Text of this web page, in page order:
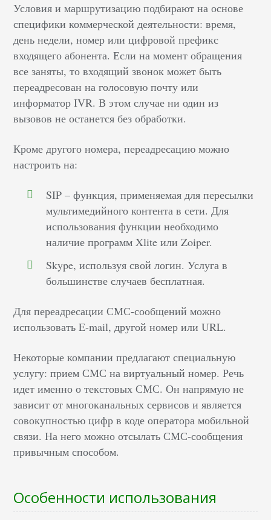
Условия и маршрутизацию подбирают на основе
специфики коммерческой деятельности: время,
день недели, номер или цифровой префикс
входящего абонента. Если на момент обращения
все заняты, то входящий звонок может быть
переадресован на голосовую почту или
информатор IVR. В этом случае ни один из
вызовов не останется без обработки.
Кроме другого номера, переадресацию можно
настроить на:
SIP – функция, применяемая для пересылки
мультимедийного контента в сети. Для
использования функции необходимо
наличие программ Xlite или Zoiper.
Skype, используя свой логин. Услуга в
большинстве случаев бесплатная.
Для переадресации СМС-сообщений можно
использовать E-mail, другой номер или URL.
Некоторые компании предлагают специальную
услугу: прием СМС на виртуальный номер. Речь
идет именно о текстовых СМС. Он напрямую не
зависит от многоканальных сервисов и является
совокупностью цифр в коде оператора мобильной
связи. На него можно отсылать СМС-сообщения
привычным способом.
Особенности использования